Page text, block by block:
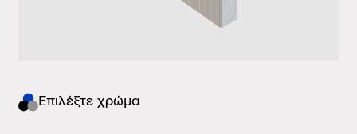
Eπιλέξτε χρώμα